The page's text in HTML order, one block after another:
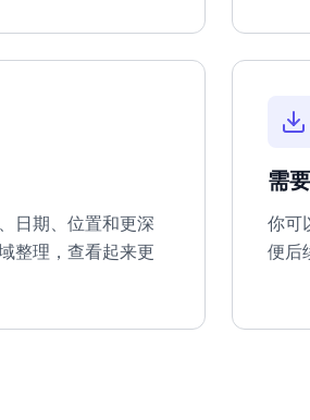
日期、位置和更深
整理，查看起来更
需
你可
便后